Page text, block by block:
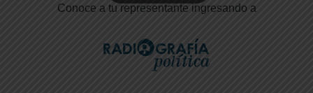
Conoce a tu representante ingresando a